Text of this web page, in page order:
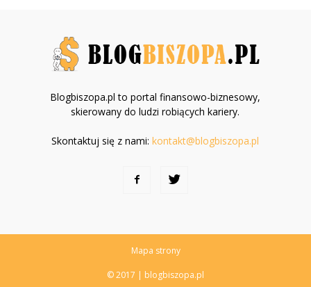
Blogbiszopa.pl to portal finansowo-biznesowy,
skierowany do ludzi robiących kariery.
Skontaktuj się z nami:kontakt@blogbiszopa.pl
Mapa strony
© 2017 | blogbiszopa.pl